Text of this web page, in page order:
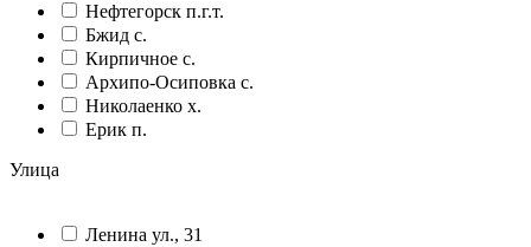
Нефтегорск п.г.т.
Бжид с.
Кирпичное с.
Архипо-Осиповка с.
Николаенко х.
Ерик п.
Улица
Ленина ул., 31